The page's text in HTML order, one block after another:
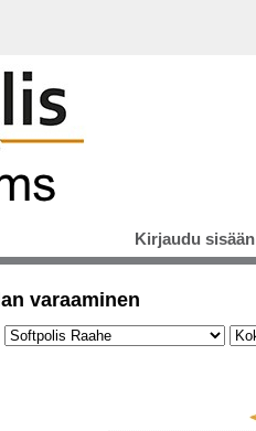
Kirjaudu sisään
varaaminen